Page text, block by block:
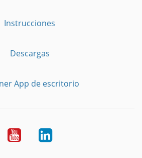
Instrucciones
Descargas
App de escritorio
YouTubeLinkedIn